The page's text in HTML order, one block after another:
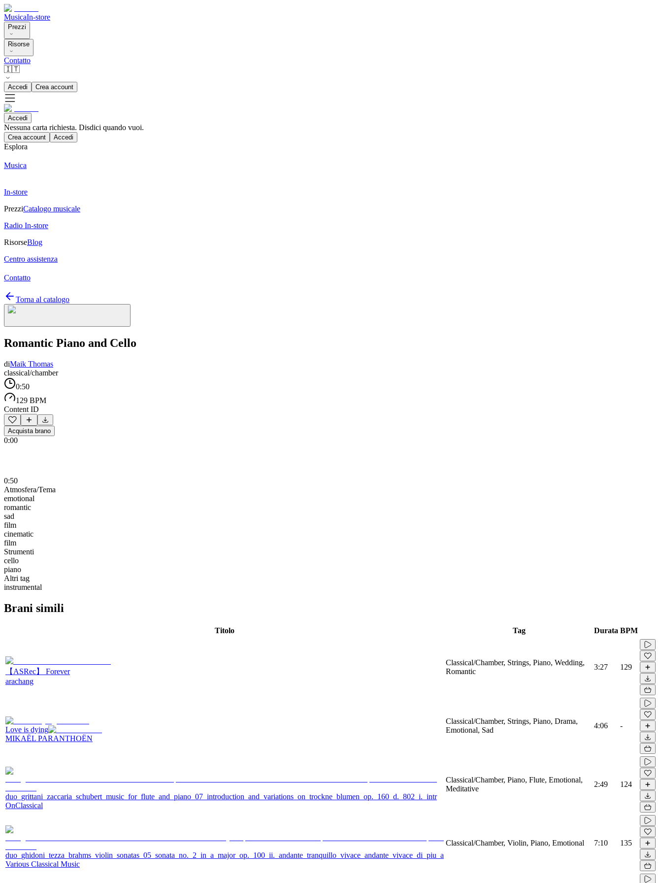
MusicaIn-store
Prezzi
Risorse
Contatto
🇮🇹
Accedi Crea account
Accedi
Nessuna carta richiesta. Disdici quando vuoi.
Crea account Accedi
Esplora
Musica
In-store
PrezziCatalogo musicale
Radio In-store
RisorseBlog
Centro assistenza
Contatto
Torna al catalogo
Romantic Piano and Cello
diMaik Thomas
classical/chamber
0:50
129 BPM
Content ID
Acquista brano
0:00
0:50
Atmosfera/Tema
emotional
romantic
sad
film
cinematic
film
Strumenti
cello
piano
Altri tag
instrumental
Brani simili
Titolo Tag Durata BPM
【ASRec】 Forever
arachang
Classical/Chamber, Strings, Piano, Wedding,
Romantic
3:27 129
Love is dying
MIKAËL PARANTHOËN
Classical/Chamber, Strings, Piano, Drama,
Emotional, Sad
4:06 -
duo_grittani_zaccaria_schubert_music_for_flute_and_piano_07_introduction_and_variations_on_trockne_blumen_op._160_d._802_i._intr
OnClassical
Classical/Chamber, Piano, Flute, Emotional,
Meditative
2:49 124
duo_ghidoni_tezza_brahms_violin_sonatas_05_sonata_no._2_in_a_major_op._100_ii._andante_tranquillo_vivace_andante_vivace_di_piu_a
Various Classical Music
Classical/Chamber, Violin, Piano, Emotional 7:10 135